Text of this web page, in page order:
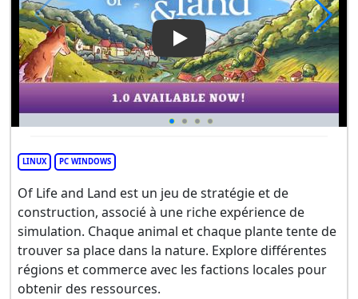
Play Video: Of Life and Land
LINUX PC WINDOWS
Of Life and Land est un jeu de stratégie et de
construction, associé à une riche expérience de
simulation. Chaque animal et chaque plante tente de
trouver sa place dans la nature. Explore différentes
régions et commerce avec les factions locales pour
obtenir des ressources.